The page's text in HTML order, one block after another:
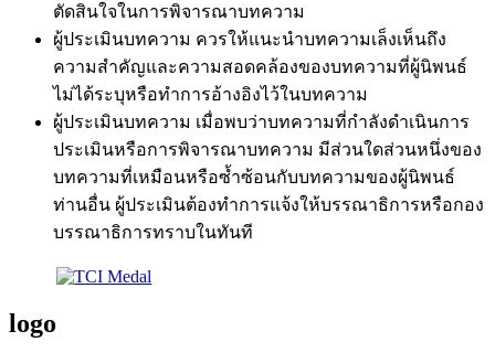
ตัดสินใจในการพิจารณาบทความ
ผู้ประเมินบทความ ควรให้แนะนำบทความเล็งเห็นถึง
ความสำคัญและความสอดคล้องของบทความที่ผู้นิพนธ์
ไม่ได้ระบุหรือทำการอ้างอิงไว้ในบทความ
ผู้ประเมินบทความ เมื่อพบว่าบทความที่กำลังดำเนินการ
ประเมินหรือการพิจารณาบทความ มีส่วนใดส่วนหนึ่งของ
บทความที่เหมือนหรือซ้ำซ้อนกับบทความของผู้นิพนธ์
ท่านอื่น ผู้ประเมินต้องทำการแจ้งให้บรรณาธิการหรือกอง
บรรณาธิการทราบในทันที
logo